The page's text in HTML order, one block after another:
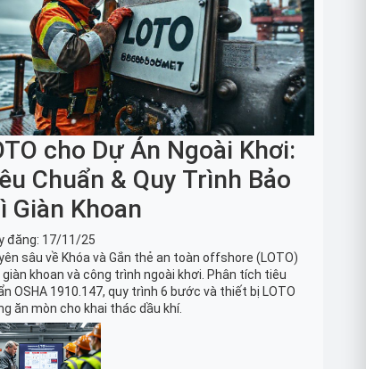
cho Dự Án Ngoài Khơi:
Chuẩn & Quy Trình Bảo
Giàn Khoan
đăng: 17/11/25
sâu về Khóa và Gắn thẻ an toàn offshore (LOTO)
khoan và công trình ngoài khơi. Phân tích tiêu
OSHA 1910.147, quy trình 6 bước và thiết bị LOTO
ăn mòn cho khai thác dầu khí.